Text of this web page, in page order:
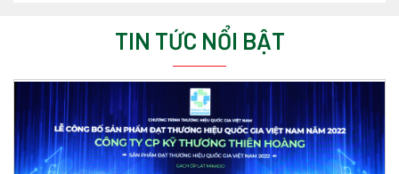
TIN TỨC NỔI BẬT